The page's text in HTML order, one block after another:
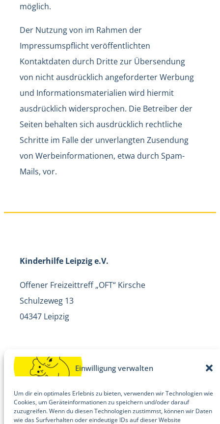
Einwilligung verwalten
Um dir ein optimales Erlebnis zu bieten, verwenden wir Technologien wie
Cookies, um Geräteinformationen zu speichern und/oder darauf
zuzugreifen. Wenn du diesen Technologien zustimmst, können wir Daten
wie das Surfverhalten oder eindeutige IDs auf dieser Website
möglich.
Der Nutzung von im Rahmen der
Impressumspflicht veröffentlichten
Kontaktdaten durch Dritte zur Übersendung
von nicht ausdrücklich angeforderter Werbung
und Informationsmaterialien wird hiermit
ausdrücklich widersprochen. Die Betreiber der
Seiten behalten sich ausdrücklich rechtliche
Schritte im Falle der unverlangten Zusendung
von Werbeinformationen, etwa durch Spam-
Mails, vor.
Kinderhilfe Leipzig e.V.
Offener Freizeittreff „OFT“ Kirsche
Schulzeweg 13
04347 Leipzig
Ansprechpartner:
Telefon: 0341 4211740
kontakt@kinderhilfe-leipzig.de